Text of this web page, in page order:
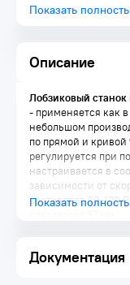
Описание
Документация
Показать
Лобзиковый станок
- применяется как
небольшом
по прямой и кривой
регулируется при
настраивается в
зависимости от
составляет 80-120
Поворотная